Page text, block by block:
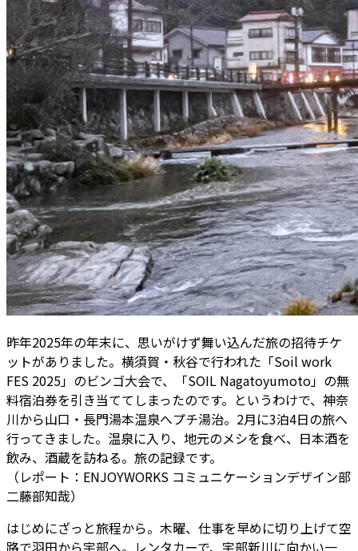
昨年2025年の年末に、思いがけず舞い込んだ旅の招待チケ
ットがありました。横須賀・秋谷で行われた「Soil work
FES 2025」のビンゴ大会で、「SOIL Nagatoyumoto」の無
料宿泊券を引き当ててしまったのです。というわけで、神奈
川から山口・長門湯本温泉へプチ湯治。2月に3泊4日の旅へ
行ってきました。温泉に入り、地元のメシを食べ、日本酒を
飲み、酒蔵を訪ねる。旅の記録です。
（レポート：ENJOYWORKS コミュニケーションデザイン部
二藤部知哉）
はじめにざっと旅程から。木曜、仕事を早めに切り上げて空